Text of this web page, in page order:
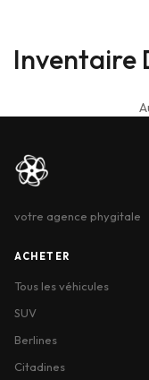
Inventaire
votre agence phygitale
ACHETER
Tous les véhicules
SUV
Berlines
Citadines